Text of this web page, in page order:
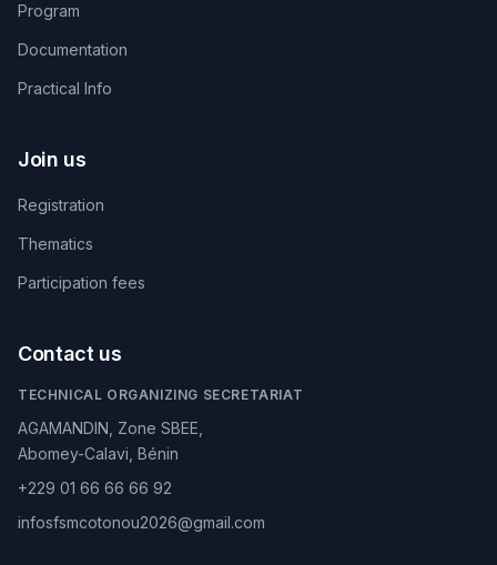
Program
Documentation
Practical Info
Join us
Registration
Thematics
Participation fees
Contact us
TECHNICAL ORGANIZING SECRETARIAT
AGAMANDIN, Zone SBEE,
Abomey-Calavi, Bénin
+229 01 66 66 66 92
infosfsmcotonou2026@gmail.com